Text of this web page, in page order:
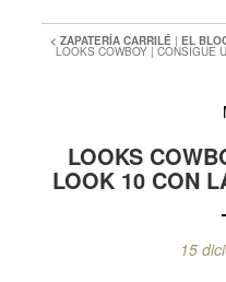
< ZAPATERÍA CARRILÉ| EL
LOOKS COWBOY | CONSIGUE
LOOKS
LOOK 10 CON
15